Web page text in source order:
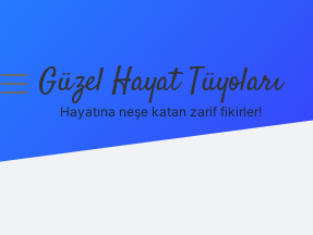
menüyüGüzel Hayat Tüyoları
Hayatına neşe katan zarif fikirler!